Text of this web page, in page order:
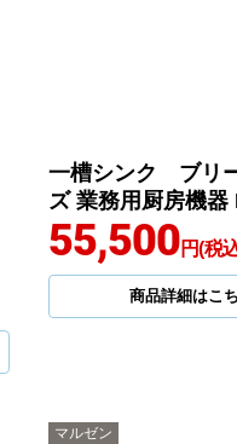
一槽シンク ブリ
ズ 業務用厨房機器
55,500円(税
商品詳細はこ
マルゼン